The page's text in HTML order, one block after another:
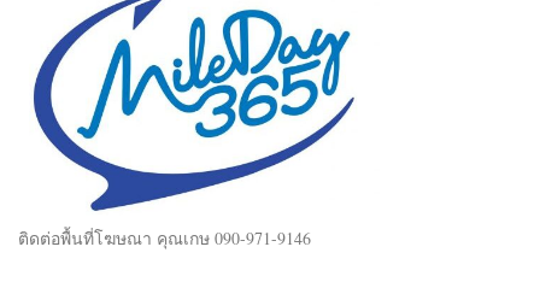
ติดต่อพื้นที่โฆษณา คุณเกษ 090-971-9146